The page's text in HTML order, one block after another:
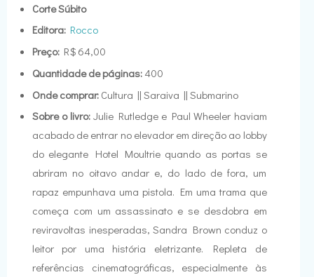
Corte Súbito
Editora: Rocco
Preço: R$ 64,00
Quantidade de páginas: 400
Onde comprar: Cultura || Saraiva || Submarino
Sobre o livro: Julie Rutledge e Paul Wheeler haviam
acabado de entrar no elevador em direção ao lobby
do elegante Hotel Moultrie quando as portas se
abriram no oitavo andar e, do lado de fora, um
rapaz empunhava uma pistola. Em uma trama que
começa com um assassinato e se desdobra em
reviravoltas inesperadas, Sandra Brown conduz o
leitor por uma história eletrizante. Repleta de
referências cinematográficas, especialmente às